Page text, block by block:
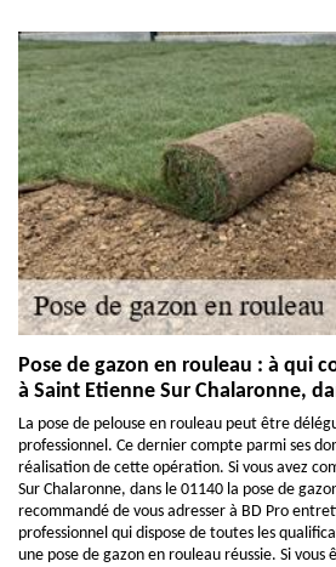
Pose de gazon en rouleau : à qui
à Saint Etienne Sur Chalaronne,
La pose de pelouse en rouleau peut être
professionnel. Ce dernier compte parmi ses
réalisation de cette opération. Si vous avez
Sur Chalaronne, dans le 01140 la pose de
recommandé de vous adresser à BD Pro
professionnel qui dispose de toutes les
une pose de gazon en rouleau réussie. Si vous